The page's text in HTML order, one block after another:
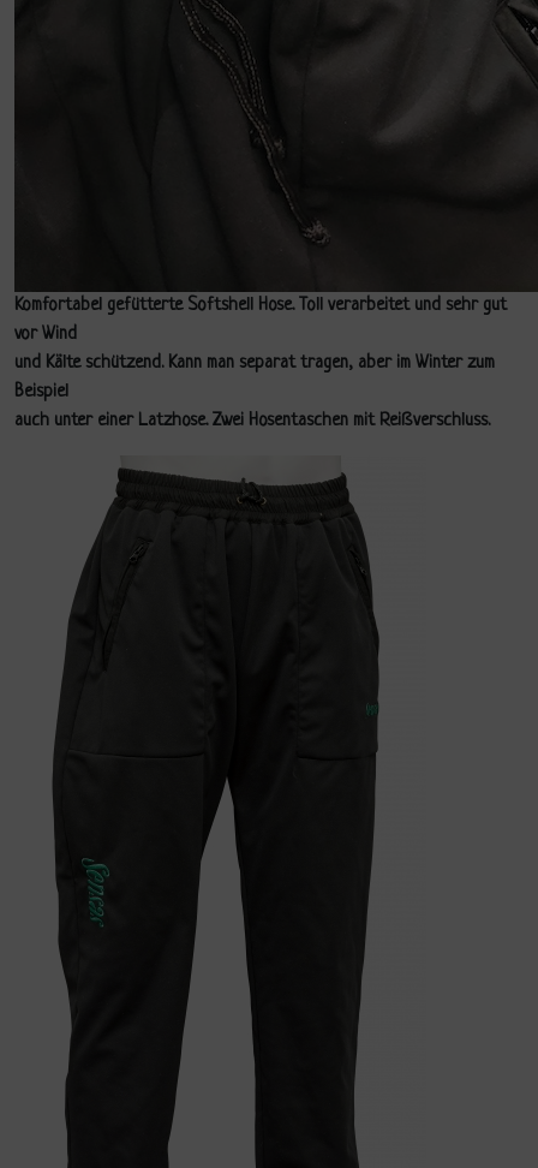
Komfortabel gefütterte Softshell Hose. Toll verarbeitet und sehr gut
vor Wind
und Kälte schützend. Kann man separat tragen, aber im Winter zum
Beispiel
auch unter einer Latzhose. Zwei Hosentaschen mit Reißverschluss.